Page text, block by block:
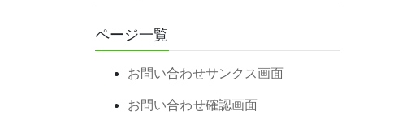
ページ一覧
お問い合わせサンクス画面
お問い合わせ確認画面